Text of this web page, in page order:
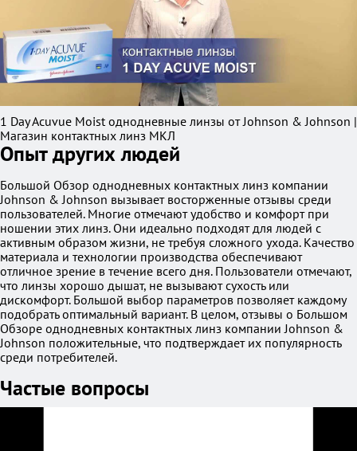
1 Day Acuvue Moist однодневные линзы от Johnson & Johnson |
Магазин контактных линз МКЛ
Опыт других людей
Большой Обзор однодневных контактных линз компании
Johnson & Johnson вызывает восторженные отзывы среди
пользователей. Многие отмечают удобство и комфорт при
ношении этих линз. Они идеально подходят для людей с
активным образом жизни, не требуя сложного ухода. Качество
материала и технологии производства обеспечивают
отличное зрение в течение всего дня. Пользователи отмечают,
что линзы хорошо дышат, не вызывают сухость или
дискомфорт. Большой выбор параметров позволяет каждому
подобрать оптимальный вариант. В целом, отзывы о Большом
Обзоре однодневных контактных линз компании Johnson &
Johnson положительные, что подтверждает их популярность
среди потребителей.
Частые вопросы